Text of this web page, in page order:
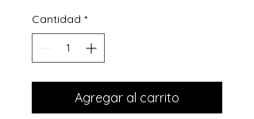
Cantidad *
Agregar al carrito